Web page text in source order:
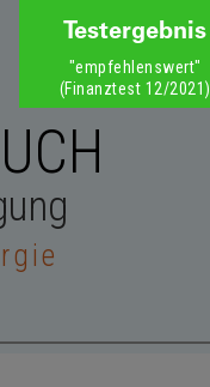
Testergebnis
"empfehlenswert"
‍(Finanztest 12/2021)